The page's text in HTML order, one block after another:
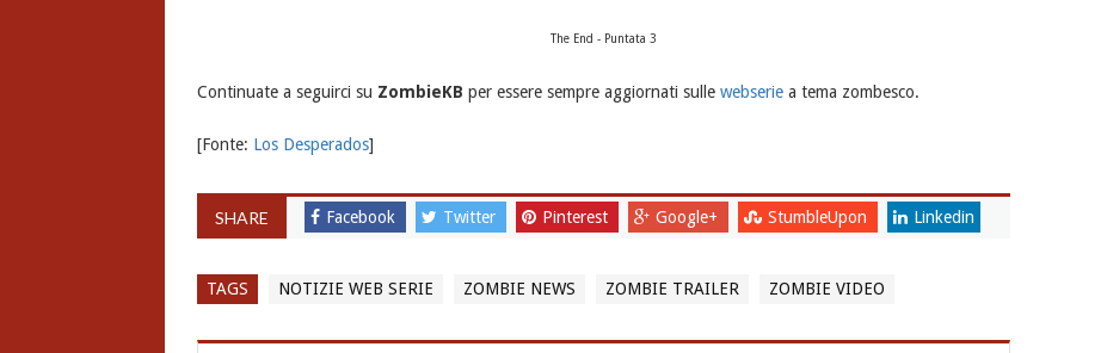
The End - Puntata 3
Continuate a seguirci su ZombieKB per essere sempre aggiornati sulle webseriea tema zombesco.
[Fonte: Los Desperados]
SHARE Facebook Twitter Pinterest Google+ StumbleUpon Linkedin
TAGS NOTIZIE WEB SERIE ZOMBIE NEWS ZOMBIE TRAILER ZOMBIE VIDEO